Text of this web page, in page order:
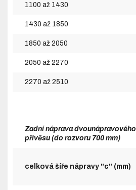
1100 až 1430
1430 až 1850
1850 až 2050
2050 až 2270
2270 až 2510
Zadní náprava dvounápravového
přívěsu (do rozvoru 700 mm)
celková šíře nápravy "c" (mm)